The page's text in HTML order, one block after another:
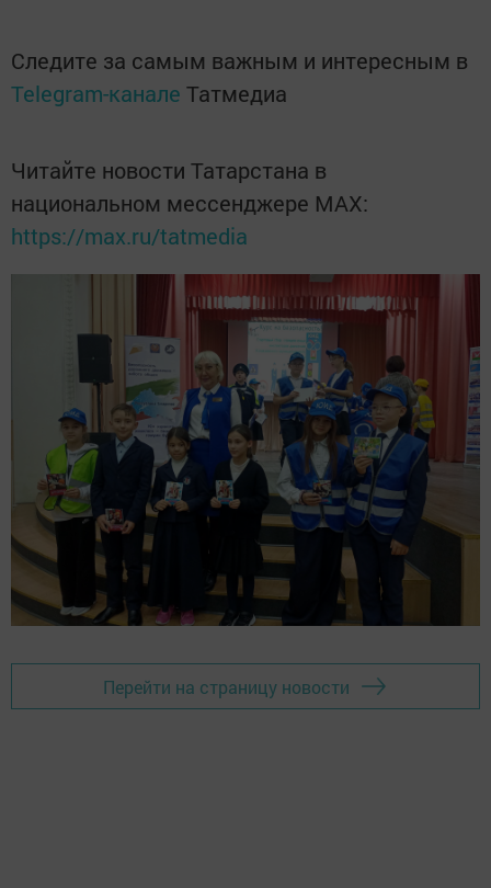
Следите за самым важным и интересным в
Telegram-канале Татмедиа
Читайте новости Татарстана в
национальном мессенджере MАХ:
https://max.ru/tatmedia
Перейти на страницу новости